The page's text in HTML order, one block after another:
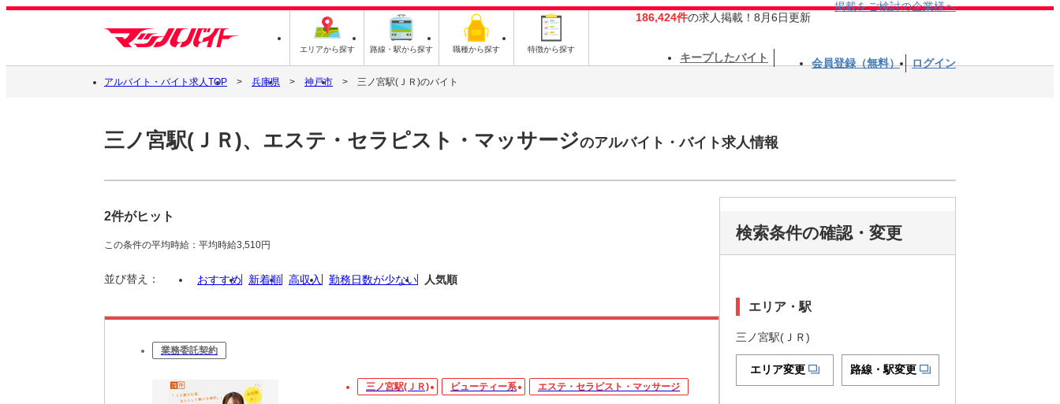
エリアから探す 路線・駅から探す 職種から探す 特徴から探す
186,424件の求人掲載！8月6日更新
掲載をご検討の企業様へ
キープしたバイト 会員登録（無料） ログイン
アルバイト・バイト求人TOP 兵庫県 神戸市 三ノ宮駅(ＪＲ)のバイト
三ノ宮駅(ＪＲ)、エステ・セラピスト・マッサージのアルバイト・バイト求人情報
2件がヒット
この条件の平均時給：平均時給3,510円
並び替え： おすすめ 新着順 高収入 勤務日数が少ない 人気順
業務委託契約
三ノ宮駅(ＪＲ) ビューティー系 エステ・セラピスト・マッサージ
検索条件の確認・変更
エリア・駅
三ノ宮駅(ＪＲ)
エリア変更 路線・駅変更